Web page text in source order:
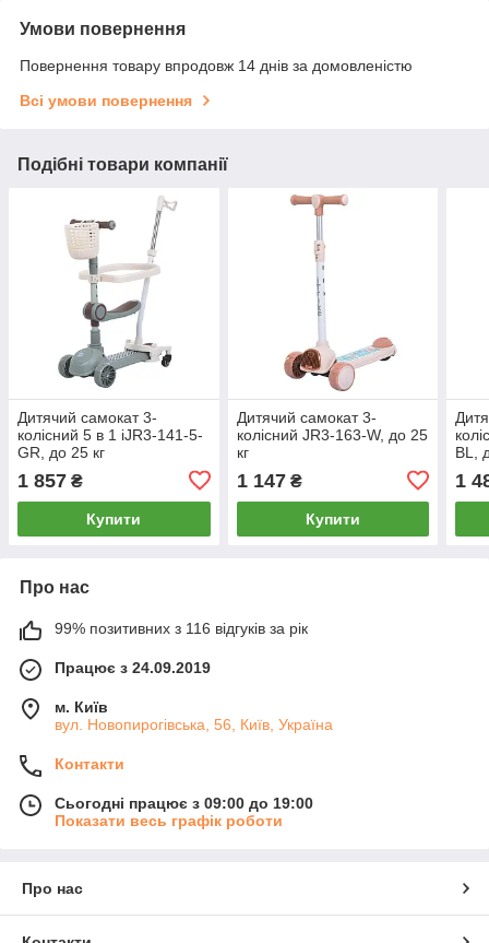
Умови повернення
Повернення товару впродовж 14 днів за домовленістю
Всі умови повернення
Подібні товари компанії
Дитячий самокат 3-
колісний 5 в 1 iJR3-141-5-
GR, до 25 кг
1 857 ₴
Купити
Дитячий самокат 3-
колісний JR3-163-W, до 25
кг
1 147₴
Купити
BL,
1
Про нас
99% позитивних з 116 відгуків за рік
Працює з 24.09.2019
м. Київ
вул. Новопирогівська, 56, Київ, Україна
Контакти
Сьогодні працює з 09:00 до 19:00
Показати весь графік роботи
Про нас